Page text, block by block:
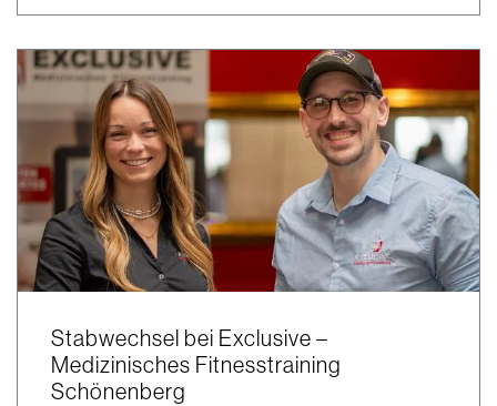
Stabwechsel bei Exclusive –
Medizinisches Fitnesstraining
Schönenberg